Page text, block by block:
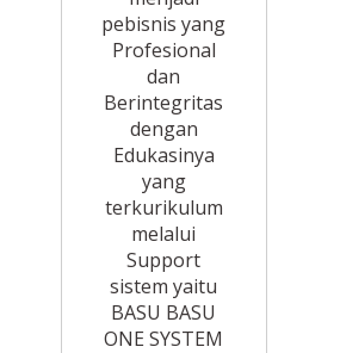
pebisnis yang
Profesional
dan
Berintegritas
dengan
Edukasinya
yang
terkurikulum
melalui
Support
sistem yaitu
BASU BASU
ONE SYSTEM